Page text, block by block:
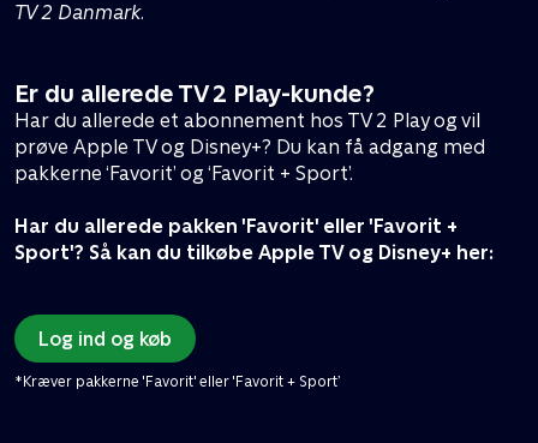
TV 2 Danmark.
Er du allerede TV 2 Play-kunde?
Har du allerede et abonnement hos TV 2 Play og vil
prøve Apple TV og Disney+? Du kan få adgang med
pakkerne ‘Favorit’ og ‘Favorit + Sport’.
Har du allerede pakken 'Favorit' eller 'Favorit +
Sport'? Så kan du tilkøbe Apple TV og Disney+ her:
Log ind og køb
*Kræver pakkerne 'Favorit' eller 'Favorit + Sport’